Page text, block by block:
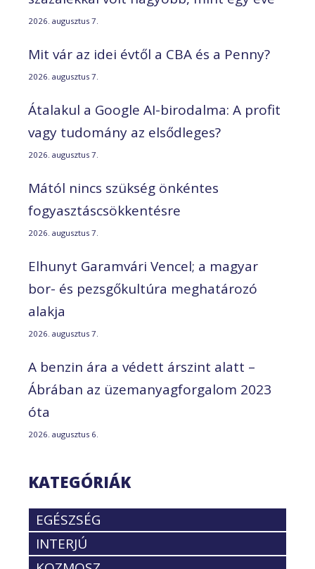
2026. augusztus 7.
Mit vár az idei évtől a CBA és a Penny?
2026. augusztus 7.
Átalakul a Google AI-birodalma: A profit
vagy tudomány az elsődleges?
2026. augusztus 7.
Mától nincs szükség önkéntes
fogyasztáscsökkentésre
2026. augusztus 7.
Elhunyt Garamvári Vencel; a magyar
bor- és pezsgőkultúra meghatározó
alakja
2026. augusztus 7.
A benzin ára a védett árszint alatt –
Ábrában az üzemanyagforgalom 2023
óta
2026. augusztus 6.
KATEGÓRIÁK
EGÉSZSÉG
INTERJÚ